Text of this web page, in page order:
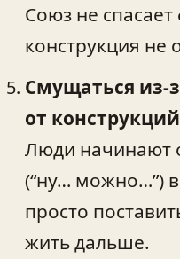
Союз не спасает
конструкция не
Смущаться из-
от
Люди начинают
(“ну… можно…”)
просто
жить дальше.